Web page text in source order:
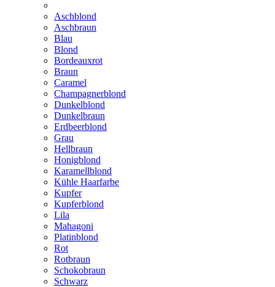
Aschblond
Aschbraun
Blau
Blond
Bordeauxrot
Braun
Caramel
Champagnerblond
Dunkelblond
Dunkelbraun
Erdbeerblond
Grau
Hellbraun
Honigblond
Karamellblond
Kühle Haarfarbe
Kupfer
Kupferblond
Lila
Mahagoni
Platinblond
Rot
Rotbraun
Schokobraun
Schwarz